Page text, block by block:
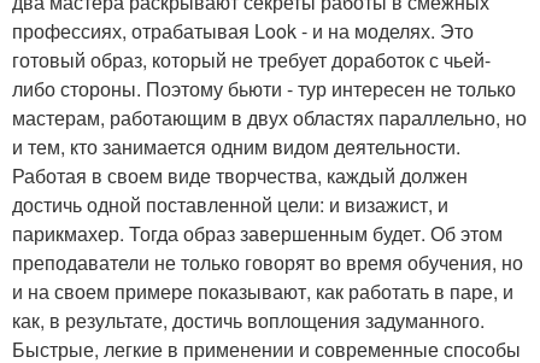
профессиях, отрабатывая Look - и на моделях. Это
готовый образ, который не требует доработок с чьей-
либо стороны. Поэтому бьюти - тур интересен не только
мастерам, работающим в двух областях параллельно, но
и тем, кто занимается одним видом деятельности.
Работая в своем виде творчества, каждый должен
достичь одной поставленной цели: и визажист, и
парикмахер. Тогда образ завершенным будет. Об этом
преподаватели не только говорят во время обучения, но
и на своем примере показывают, как работать в паре, и
как, в результате, достичь воплощения задуманного.
Быстрые, легкие в применении и современные способы